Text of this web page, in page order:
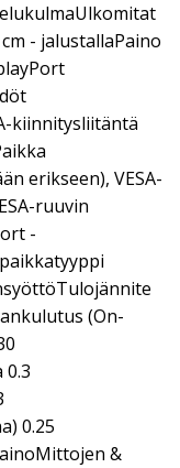
cm - jalustallaPaino
kiinnitysliitäntä
erikseen), VESA-
ruuvin
-
(On-
0.25
&